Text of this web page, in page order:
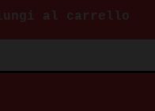
al carrello